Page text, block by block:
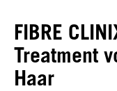
FIBRE
Treatment
Haar